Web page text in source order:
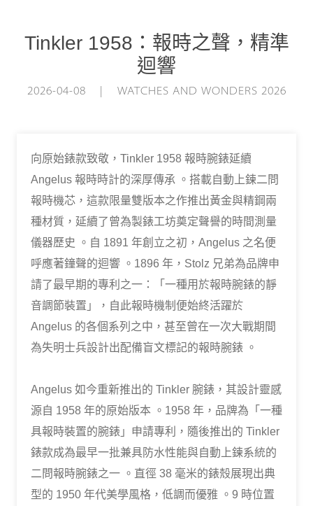
Tinkler 1958：報時之聲，精準
迴響
2026-04-08 | WATCHES AND WONDERS 2026
向原始錶款致敬，Tinkler 1958 報時腕錶延續
Angelus 報時時計的深厚傳承 。搭載自動上鍊二問
報時機芯，這款限量雙版本之作推出黃金與精鋼兩
種材質，延續了曾為製錶工坊奠定聲譽的時間測量
儀器歷史 。自 1891 年創立之初，Angelus 之名便
呼應著鐘聲的迴響 。1896 年，Stolz 兄弟為品牌申
請了最早期的專利之一：「一種用於報時腕錶的靜
音調節裝置」，自此報時機制便始終活躍於
Angelus 的各個系列之中，甚至曾在一次大戰期間
為失明士兵設計出配備盲文標記的報時腕錶 。
Angelus 如今重新推出的 Tinkler 腕錶，其設計靈感
源自 1958 年的原始版本 。1958 年，品牌為「一種
具報時裝置的腕錶」申請專利，隨後推出的 Tinkler
錶款成為最早一批兼具防水性能與自動上鍊系統的
二問報時腕錶之一 。直徑 38 毫米的錶殼展現出典
型的 1950 年代美學風格，低調而優雅 。9 時位置